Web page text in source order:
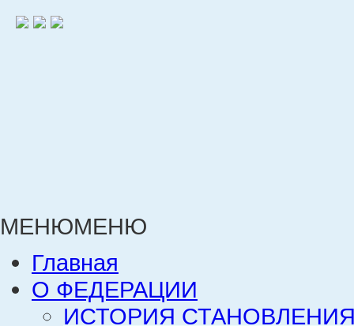
МЕНЮМЕНЮ
Главная
О ФЕДЕРАЦИИ
ИСТОРИЯ